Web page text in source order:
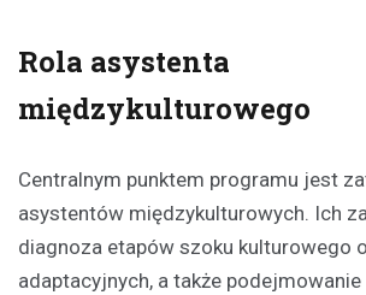
Rola asystenta
międzykulturowego
Centralnym punktem programu jest
asystentów międzykulturowych. Ich
diagnoza etapów szoku kulturowego
adaptacyjnych, a także podejmowanie